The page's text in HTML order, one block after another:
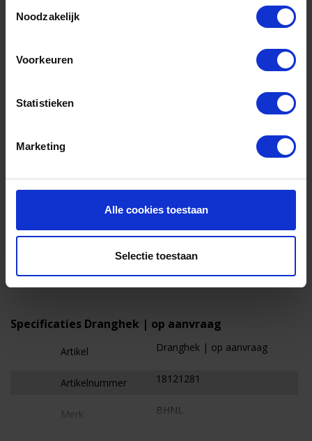
Noodzakelijk
Voorkeuren
Statistieken
Marketing
Alle cookies toestaan
Selectie toestaan
€ 45,20
Sterke poten
Gevoelig voor wind
Specificaties Dranghek | op aanvraag
Artikel Dranghek | op aanvraag
Artikelnummer 18121281
Merk BHNL